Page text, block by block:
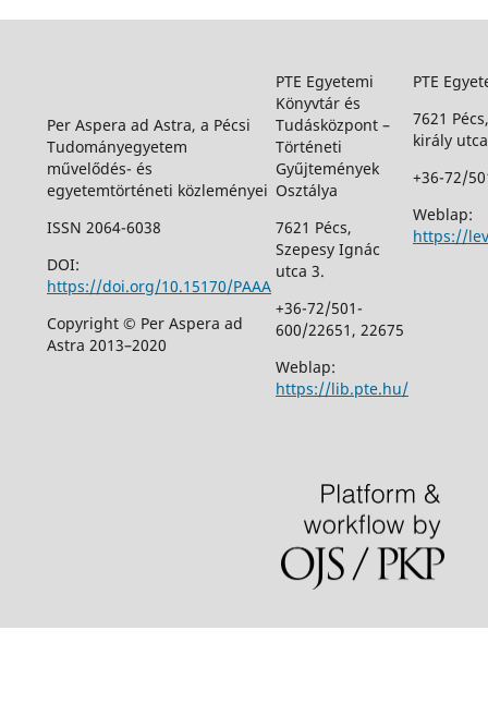
Per Aspera ad Astra, a Pécsi
Tudományegyetem
művelődés- és
egyetemtörténeti közleményei
ISSN 2064-6038
DOI:
https://doi.org/10.15170/PAAA
Copyright © Per Aspera ad
Astra 2013–2020
PTE Egyetemi
Könyvtár és
Tudásközpont –
Történeti
Gyűjtemények
Osztálya
7621 Pécs,
Szepesy Ignác
utca 3.
+36-72/501-
600/22651, 22675
Weblap:
https://lib.pte.hu/
PTE
7621
király
+36-72/
Weblap:
https://